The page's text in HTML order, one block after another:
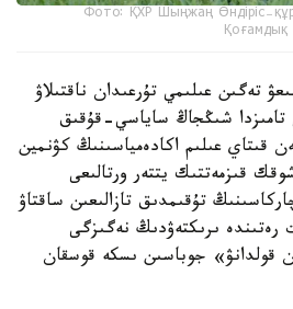
Фото: ҚХР Шыңжаң Өндіріс-
Қоғамдық
تەگىن عىلىمي تۇرعىدان ناقتىلاۋ
2025 -جىلعى تامىزدا شىڭجاڭ ساياسي-قۇقىق
قىتاي عىلىم اكادەمياسىنىڭ كۋنمين
قىزمەتتىك يتتەر ورتالىعى
تۇقىمدىق تازالىعىن ساقتاۋ
رەتىندە ىرىكتەۋدىڭ نەگىزگى
قولدانۋ» جوباسىن ىسكە قوسقان